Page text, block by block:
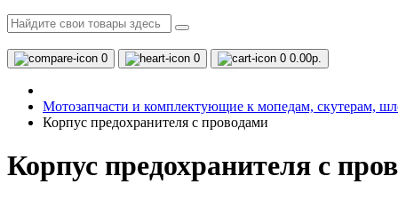
0 0 0 0.00р.
Мотозапчасти и комплектующие к мопедам, скутерам,
Корпус предохранителя с проводами
Корпус предохранителя с